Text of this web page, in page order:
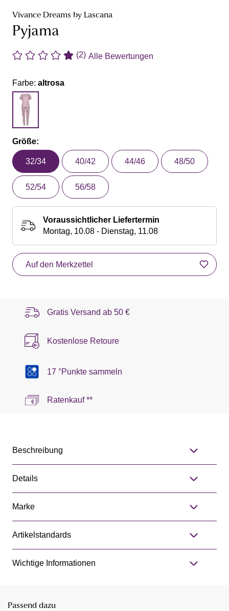
Vivance Dreams by Lascana
Pyjama
(2) Alle Bewertungen
Farbe: altrosa
Größe:
32/34 40/42 44/46 48/50
52/54 56/58
Voraussichtlicher Liefertermin
Montag, 10.08 - Dienstag, 11.08
Auf den Merkzettel
Gratis Versand ab 50 €
Kostenlose Retoure
17 °Punkte sammeln
Ratenkauf **
Beschreibung
Details
Marke
Artikelstandards
Wichtige Informationen
Passend dazu